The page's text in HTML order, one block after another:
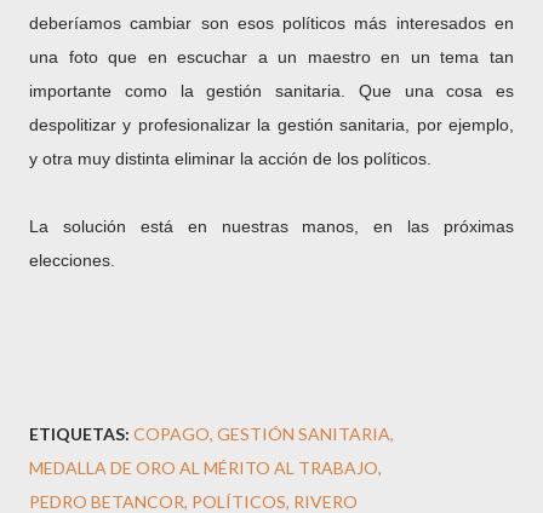
deberíamos cambiar son esos políticos más interesados en
una foto que en escuchar a un maestro en un tema tan
importante como la gestión sanitaria. Que una cosa es
despolitizar y profesionalizar la gestión sanitaria, por ejemplo,
y otra muy distinta eliminar la acción de los políticos.
La solución está en nuestras manos, en las próximas
elecciones.
ETIQUETAS: COPAGO GESTIÓN SANITARIA
MEDALLA DE ORO AL MÉRITO AL TRABAJO
PEDRO BETANCOR POLÍTICOS RIVERO